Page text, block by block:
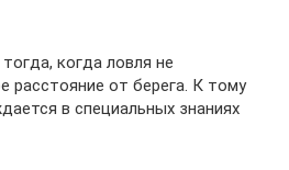
когда ловля не
расстояние от берега. К тому
в специальных знаниях